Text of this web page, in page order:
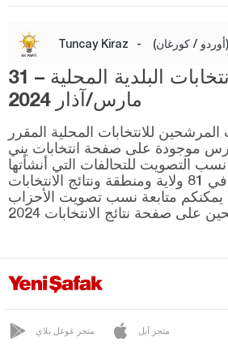
كاباتشا
كومرو
مسعودية
بيرشيمبيه
أونيه
عثمانية
Tuncay Kiraz - (أوردو / كورغان)
المرشحون للانتخابات البلدية المحلية – 31
مارس/آذار 2024
المرشحين للانتخابات المحلية المقرر
في 31 مارس موجودة على صفحة انتخابات يني
التصويت للتحالفات التي أنشأتها
الأحزاب التركية في 81 ولاية ومنطقة ونتائج الانتخابات
متابعة نسب تصويت الأحزاب
متجر غوغل بلاي متجر آبل